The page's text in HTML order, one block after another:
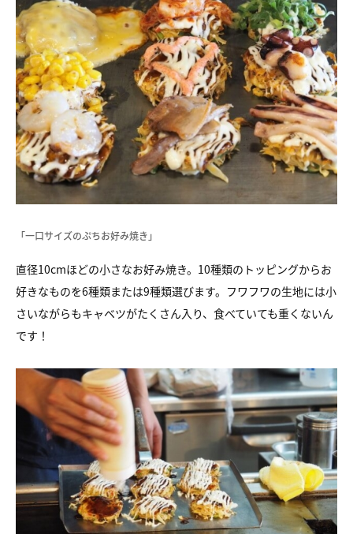
「一口サイズのぷちお好み焼き」
直径10cmほどの小さなお好み焼き。10種類のトッピングからお
好きなものを6種類または9種類選びます。フワフワの生地には小
さいながらもキャベツがたくさん入り、食べていても重くないん
です！